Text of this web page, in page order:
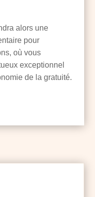
alors une
pour
où vous
exceptionnel
de la gratuité.